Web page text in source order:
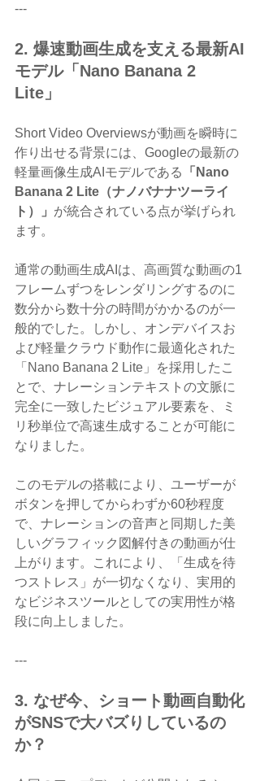
---
2. 爆速動画生成を支える最新AI
モデル「Nano Banana 2
Lite」
Short Video Overviewsが動画を瞬時に
作り出せる背景には、Googleの最新の
軽量画像生成AIモデルである
「Nano
Banana 2 Lite（ナノバナナツーライ
ト）」 が統合されている点が挙げられ
ます。
通常の動画生成AIは、高画質な動画の1
フレームずつをレンダリングするのに
数分から数十分の時間がかかるのが一
般的でした。しかし、オンデバイスお
よび軽量クラウド動作に最適化された
「Nano Banana 2 Lite」を採用したこ
とで、ナレーションテキストの文脈に
完全に一致したビジュアル要素を、ミ
リ秒単位で高速生成することが可能に
なりました。
このモデルの搭載により、ユーザーが
ボタンを押してからわずか60秒程度
で、ナレーションの音声と同期した美
しいグラフィック図解付きの動画が仕
上がります。これにより、「生成を待
つストレス」が一切なくなり、実用的
なビジネスツールとしての実用性が格
段に向上しました。
---
3. なぜ今、ショート動画自動化
がSNSで大バズりしているの
か？